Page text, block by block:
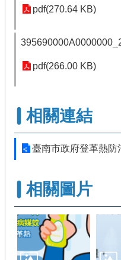
pdf(270.64 KB)
pdf(266.00 KB)
相關連結
臺南市政府登革熱防
相關圖片